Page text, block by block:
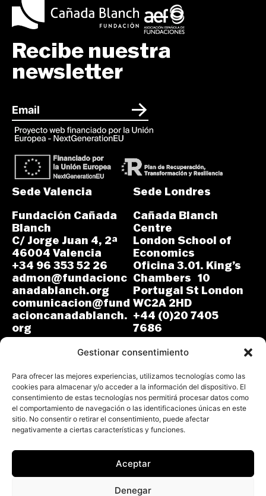
Gestionar consentimiento
Para ofrecer las mejores experiencias, utilizamos tecnologías como las
cookies para almacenar y/o acceder a la información del dispositivo. El
consentimiento de estas tecnologías nos permitirá procesar datos como
el comportamiento de navegación o las identificaciones únicas en este
sitio. No consentir o retirar el consentimiento, puede afectar
negativamente a ciertas características y funciones.
Aceptar
Denegar
Recibe nuestra
newsletter
Sede Valencia
Fundación Cañada
Blanch
C/ Jorge Juan 4, 2ª
46004 Valencia
+34 96 353 52 26
admon@fundacionc
anadablanch.org
comunicacion@fund
acioncanadablanch.
org
Sede Londres
Cañada Blanch
Centre
London School of
Economics
Oficina 3.01. King’s
Chambers 10
Portugal St London
WC2A 2HD
+44 (0)20 7405
7686
m.osuna-
vergara@lse.ac.uk
Todos los derechos reservados.
Fundación Cañada Blanch 2026